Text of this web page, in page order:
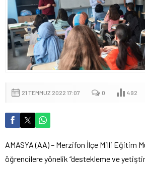
21 TEMMUZ 2022 17:07 0 492
AMASYA (AA) – Merzifon İlçe Milli Eğitim
öğrencilere yönelik “destekleme ve